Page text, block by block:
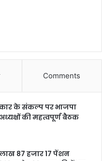
Comments
के संकल्प पर भाजपा
की महत्वपूर्ण बैठक
87 हजार 17 पेंशन